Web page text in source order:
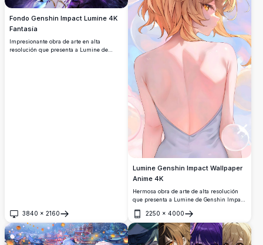
Fondo Genshin Impact Lumine 4K
Fantasía
Impresionante obra de arte en alta
resolución que presenta a Lumine de
3840 × 2160
Abrir
Lumine Genshin Impact Wallpaper
Anime 4K
Hermosa obra de arte de alta resolución
que presenta a Lumine de Genshin Impact
con cabello rubio ondulante adornado con
delicadas flores de lirio. La suave paleta
de colores pasteles y la atmósfera
soñadora crean una estética serena y
etérea perfecta para entusiastas del anime
2250 × 4000
Abrir